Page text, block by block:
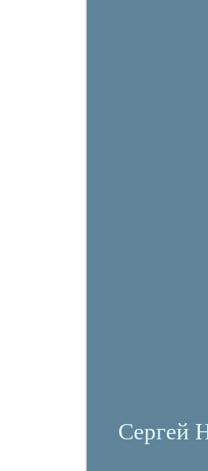
Сергей